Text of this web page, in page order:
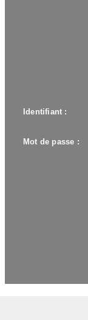
Identifiant :
Mot de passe :